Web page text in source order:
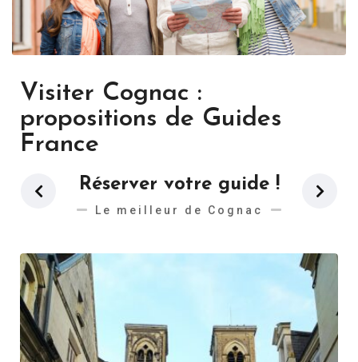
Visiter Cognac :
propositions de Guides
France
Réserver votre guide !
Le meilleur de Cognac